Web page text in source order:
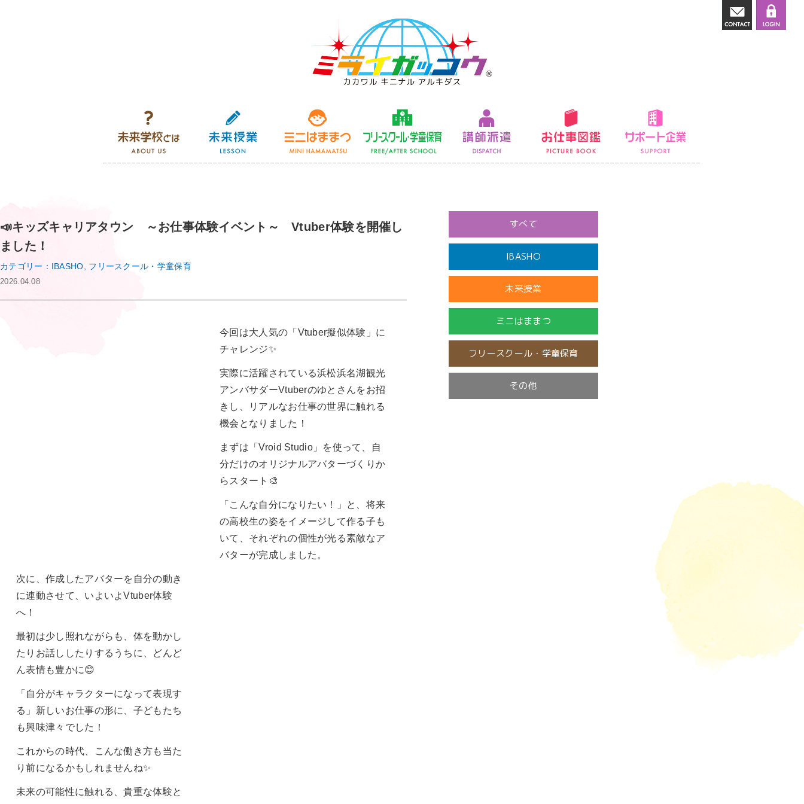
未来学校とは 未来授業 ミニはままつ フリースクール 講師派遣 お仕事図鑑
📣キッズキャリアタウン ～お仕事体験イベント～ Vtuber体験を開催し
ました！
カテゴリー：IBASHO, フリースクール・学童保育
2026.04.08
今回は大人気の「Vtuber擬似体験」に
チャレンジ✨
実際に活躍されている浜松浜名湖観光
アンバサダーVtuberのゆとさんをお招
きし、リアルなお仕事の世界に触れる
機会となりました！
まずは「Vroid Studio」を使って、自
分だけのオリジナルアバターづくりか
らスタート🎨
「こんな自分になりたい！」と、将来
の高校生の姿をイメージして作る子も
いて、それぞれの個性が光る素敵なア
バターが完成しました。
次に、作成したアバターを自分の動き
に連動させて、いよいよVtuber体験
へ！
最初は少し照れながらも、体を動かし
たりお話ししたりするうちに、どんど
ん表情も豊かに😊
「自分がキャラクターになって表現す
る」新しいお仕事の形に、子どもたち
も興味津々でした！
これからの時代、こんな働き方も当た
り前になるかもしれませんね✨
未来の可能性に触れる、貴重な体験と
すべて
IBASHO
未来授業
ミニはままつ
フリースクール・学童保育
その他